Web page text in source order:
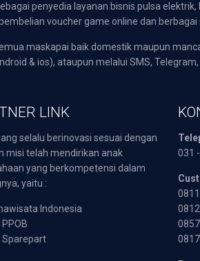
penyedia layanan bisnis pulsa
pembelian voucher game online dan
maskapai baik domestik maupun
& ios), ataupun melalui SMS,
LINK
selalu berinovasi sesuai dengan
misi telah mendirikan anak
yang berkompetensi dalam
yaitu :
Indonesia
PPOB
Sparepart
031